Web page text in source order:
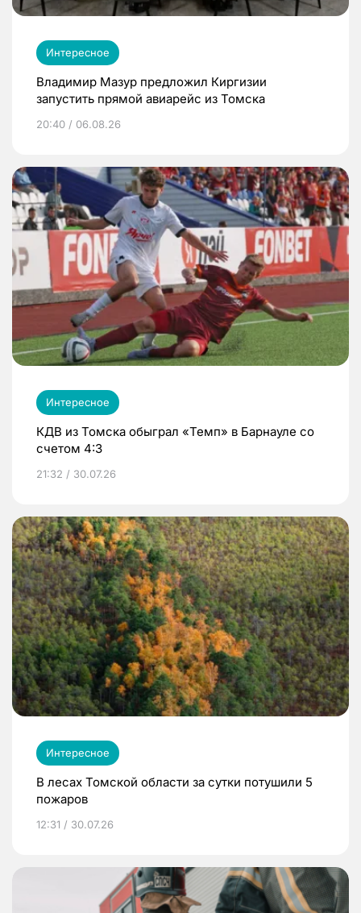
Интересное
Владимир Мазур предложил Киргизии
запустить прямой авиарейс из Томска
20:40 / 06.08.26
Интересное
КДВ из Томска обыграл «Темп» в Барнауле со
счетом 4:3
21:32 / 30.07.26
Интересное
В лесах Томской области за сутки потушили 5
пожаров
12:31 / 30.07.26